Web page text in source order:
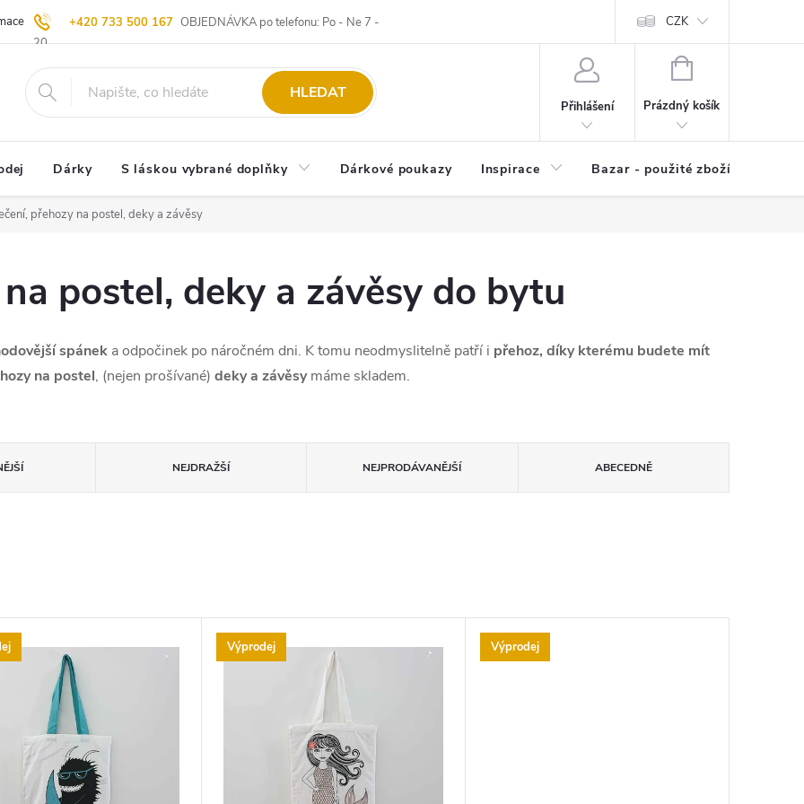
+420 733 500 167 OBJEDNÁVKA po telefonu: Po - Ne 7 -
20
| Vrácení zboží Blog 20 let u Starých Komisní prodej | Výkup zboží Kvalita zboží Spolupráce |
CZK
HLEDAT
Přihlášení
NÁKUPNÍ
Prázdný košík
Dárky S láskou vybrané doplňky Dárkové poukazy Inspirace Bazar - použité zboží
přehozy na postel, deky a závěsy
postel, deky a závěsy do bytu
spánek a odpočinek po náročném dni. K tomu neodmyslitelně patří i přehoz, díky kterému budete mít
na postel, (nejen prošívané) deky a závěsymáme skladem.
NEJDRAŽŠÍ NEJPRODÁVANĚJŠÍ ABECEDNĚ
Výprodej Výprodej